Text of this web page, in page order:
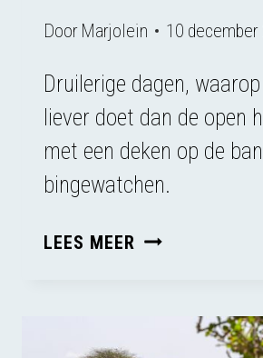
Door Marjolein 10 december
Druilerige dagen,
liever doet dan de open
met een deken op de
bingewatchen.
LEES MEER REGEN